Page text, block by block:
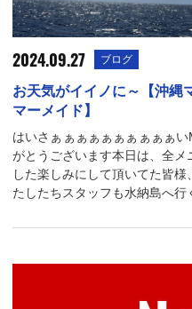
2024.09.27 ブログ
お天気がイイノに～【沖
マーメイド】
はいさぁぁぁぁぁぁぁぁぁぁ
がとうございます本日は、全メ
した楽しみにして頂いてた皆
たしたちスタッフも水納島へ行